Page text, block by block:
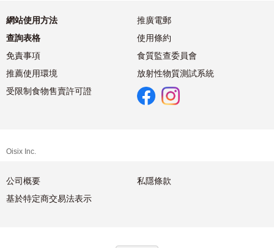
網站使用方法
推廣電郵
查詢表格
使用條約
免責事項
食質監查委員會
推薦使用環境
放射性物質測試系統
受限制食物售賣許可證
Oisix Inc.
公司概要
私隱條款
基於特定商交易法表示